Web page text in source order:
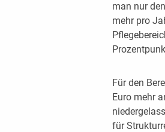
man nur
mehr pro
Für den
Euro mehr
für